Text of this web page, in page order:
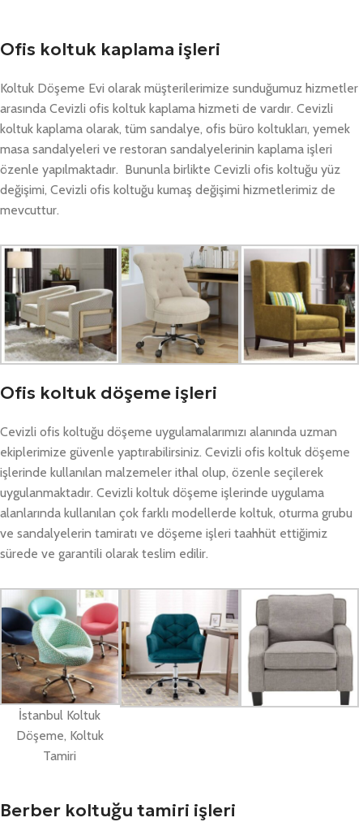
Ofis koltuk kaplama işleri
Koltuk Döşeme Evi olarak müşterilerimize sunduğumuz hizmetler
arasında Cevizli ofis koltuk kaplama hizmeti de vardır. Cevizli
koltuk kaplama olarak, tüm sandalye, ofis büro koltukları, yemek
masa sandalyeleri ve restoran sandalyelerinin kaplama işleri
özenle yapılmaktadır. Bununla birlikte Cevizli ofis koltuğu yüz
değişimi, Cevizli ofis koltuğu kumaş değişimi hizmetlerimiz de
mevcuttur.
Ofis koltuk döşeme işleri
Cevizli ofis koltuğu döşeme uygulamalarımızı alanında uzman
ekiplerimize güvenle yaptırabilirsiniz. Cevizli ofis koltuk döşeme
işlerinde kullanılan malzemeler ithal olup, özenle seçilerek
uygulanmaktadır. Cevizli koltuk döşeme işlerinde uygulama
alanlarında kullanılan çok farklı modellerde koltuk, oturma grubu
ve sandalyelerin tamiratı ve döşeme işleri taahhüt ettiğimiz
sürede ve garantili olarak teslim edilir.
İstanbul Koltuk
Döşeme, Koltuk
Tamiri
Berber koltuğu tamiri işleri